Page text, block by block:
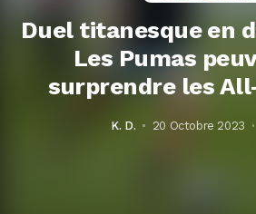
Duel titanesque en
Les Pumas
surprendre les
K. D. 20 Octobre 2023